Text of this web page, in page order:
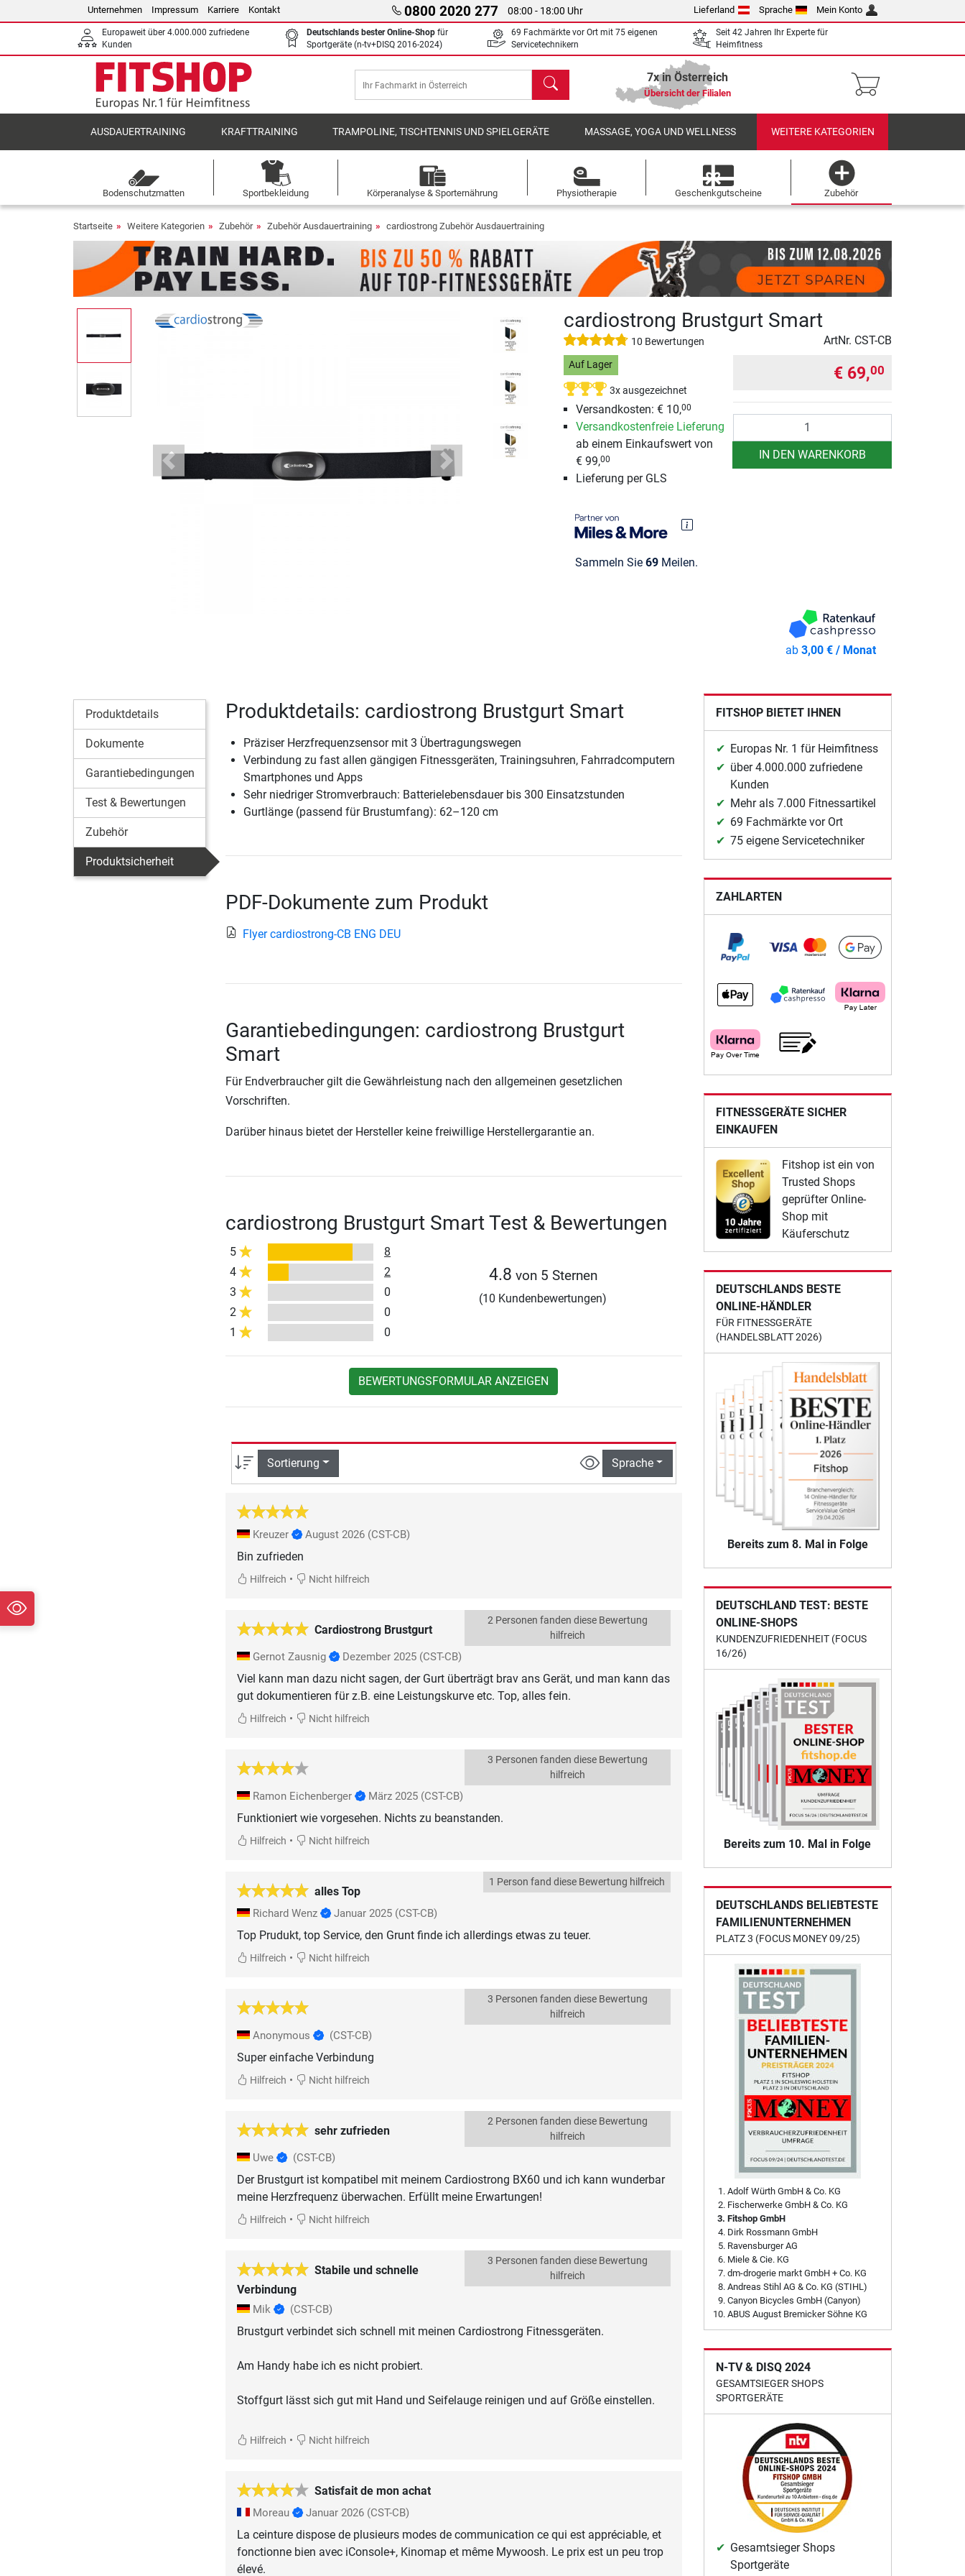
Unternehmen Impressum Karriere Kontakt 0800 2020 277 08:00 - 18:00 Uhr Lieferland Sprache Mein Konto
Europaweit über 4.000.000 zufriedene
Kunden
Deutschlands bester Online-Shop für
Sportgeräte (n-tv+DISQ 2016-2024)
69 Fachmärkte vor Ort mit 75 eigenen
Servicetechnikern
Seit 42 Jahren Ihr Experte für
Heimfitness
Suchen 7x in Österreich
Übersicht der Filialen
AUSDAUERTRAINING KRAFTTRAINING TRAMPOLINE, TISCHTENNIS UND SPIELGERÄTE MASSAGE, YOGA UND WELLNESS WEITERE KATEGORIEN
Bodenschutzmatten Sportbekleidung Körperanalyse & Sporternährung Physiotherapie Geschenkgutscheine Zubehör
Startseite Weitere Kategorien Zubehör Zubehör Ausdauertraining cardiostrong Zubehör Ausdauertraining
Previous Next
cardiostrong Brustgurt Smart
10 Bewertungen ArtNr. CST-CB
Auf Lager
3x ausgezeichnet
Versandkosten: € 10,00
Versandkostenfreie Lieferung
ab einem Einkaufswert von
€ 99,00
Lieferung per GLS
Sammeln Sie 69Meilen.
€ 69,00
IN DEN WARENKORB
ab3,00 € / Monat
Produktdetails
Dokumente
Garantiebedingungen
Test & Bewertungen
Zubehör
Produktsicherheit
Produktdetails: cardiostrong Brustgurt Smart
Präziser Herzfrequenzsensor mit 3 Übertragungswegen
Verbindung zu fast allen gängigen Fitnessgeräten, Trainingsuhren, Fahrradcomputern
Smartphones und Apps
Sehr niedriger Stromverbrauch: Batterielebensdauer bis 300 Einsatzstunden
Gurtlänge (passend für Brustumfang): 62–120 cm
PDF-Dokumente zum Produkt
Flyer cardiostrong-CB ENG DEU
Garantiebedingungen: cardiostrong Brustgurt
Smart
Für Endverbraucher gilt die Gewährleistung nach den allgemeinen gesetzlichen
Vorschriften.
Darüber hinaus bietet der Hersteller keine freiwillige Herstellergarantie an.
cardiostrong Brustgurt Smart Test & Bewertungen
5
8
4
2
3
0
2
0
1
0
4.8 von 5 Sternen
(10 Kundenbewertungen)
BEWERTUNGSFORMULAR ANZEIGEN
Sortierung Sprache
Kreuzer August 2026 (CST-CB)
Bin zufrieden
Hilfreich • Nicht hilfreich
Cardiostrong Brustgurt
2 Personen fanden diese Bewertung
hilfreich
Gernot Zausnig Dezember 2025 (CST-CB)
Viel kann man dazu nicht sagen, der Gurt überträgt brav ans Gerät, und man kann das
gut dokumentieren für z.B. eine Leistungskurve etc. Top, alles fein.
Hilfreich • Nicht hilfreich
3 Personen fanden diese Bewertung
hilfreich
Ramon Eichenberger März 2025 (CST-CB)
Funktioniert wie vorgesehen. Nichts zu beanstanden.
Hilfreich • Nicht hilfreich
alles Top
1 Person fand diese Bewertung hilfreich
Richard Wenz Januar 2025 (CST-CB)
Top Prudukt, top Service, den Grunt finde ich allerdings etwas zu teuer.
Hilfreich • Nicht hilfreich
3 Personen fanden diese Bewertung
hilfreich
Anonymous (CST-CB)
Super einfache Verbindung
Hilfreich • Nicht hilfreich
sehr zufrieden
2 Personen fanden diese Bewertung
hilfreich
Uwe (CST-CB)
Der Brustgurt ist kompatibel mit meinem Cardiostrong BX60 und ich kann wunderbar
meine Herzfrequenz überwachen. Erfüllt meine Erwartungen!
Hilfreich • Nicht hilfreich
Stabile und schnelle
Verbindung
3 Personen fanden diese Bewertung
hilfreich
Mik (CST-CB)
Brustgurt verbindet sich schnell mit meinen Cardiostrong Fitnessgeräten.
Am Handy habe ich es nicht probiert.
Stoffgurt lässt sich gut mit Hand und Seifelauge reinigen und auf Größe einstellen.
Hilfreich • Nicht hilfreich
Satisfait de mon achat
Moreau Januar 2026 (CST-CB)
La ceinture dispose de plusieurs modes de communication ce qui est appréciable, et
fonctionne bien avec iConsole+, Kinomap et même Mywoosh. Le prix est un peu trop
élevé.
FITSHOP BIETET IHNEN
Europas Nr. 1 für Heimfitness
über 4.000.000 zufriedene
Kunden
Mehr als 7.000 Fitnessartikel
69 Fachmärkte vor Ort
75 eigene Servicetechniker
ZAHLARTEN
FITNESSGERÄTE SICHER
EINKAUFEN
Fitshop ist ein von
Trusted Shops
geprüfter Online-
Shop mit
Käuferschutz
DEUTSCHLANDS BESTE
ONLINE-HÄNDLER
FÜR FITNESSGERÄTE
(HANDELSBLATT 2026)
Bereits zum 8. Mal in Folge
DEUTSCHLAND TEST: BESTE
ONLINE-SHOPS
KUNDENZUFRIEDENHEIT (FOCUS
16/26)
Bereits zum 10. Mal in Folge
DEUTSCHLANDS BELIEBTESTE
FAMILIENUNTERNEHMEN
PLATZ 3 (FOCUS MONEY 09/25)
Adolf Würth GmbH & Co. KG
Fischerwerke GmbH & Co. KG
Fitshop GmbH
Dirk Rossmann GmbH
Ravensburger AG
Miele & Cie. KG
dm-drogerie markt GmbH + Co. KG
Andreas Stihl AG & Co. KG (STIHL)
Canyon Bicycles GmbH (Canyon)
ABUS August Bremicker Söhne KG
N-TV & DISQ 2024
GESAMTSIEGER SHOPS
SPORTGERÄTE
Gesamtsieger Shops
Sportgeräte